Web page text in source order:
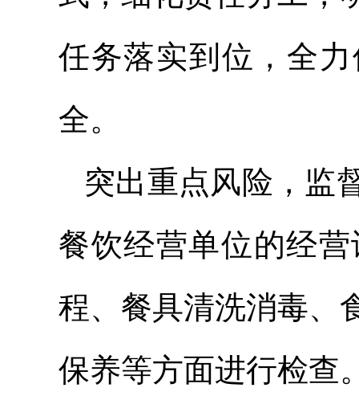
任务落实到位，全
全。
突出重点风险，监
餐饮经营单位的经
程、餐具清洗消毒、
保养等方面进行检查